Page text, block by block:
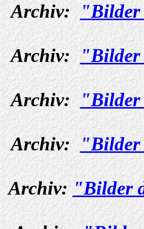
Archiv:"Bilder
Archiv:"Bilder
Archiv:"Bilder
Archiv:"Bilder
Archiv:"Bilder